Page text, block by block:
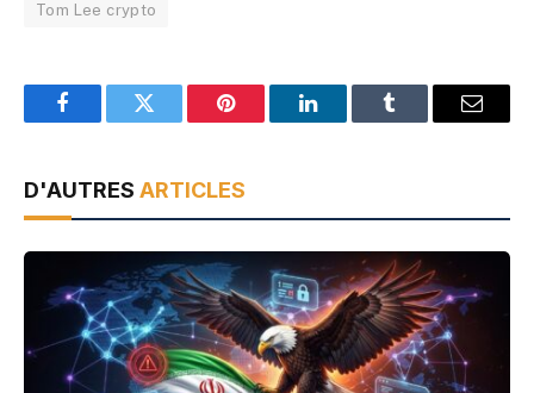
Tom Lee crypto
FacebookTwitter Pinterest LinkedInTumblr Email
D'AUTRES ARTICLES